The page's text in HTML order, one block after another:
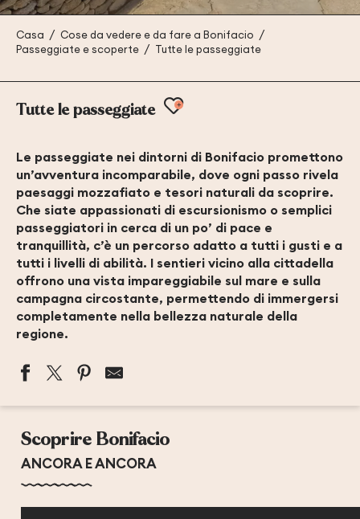
Casa
Cose da vedere e da fare a Bonifacio
Passeggiate e scoperte
Tutte le passeggiate
Tutte le passeggiate Ajouter aux favoris
Le passeggiate nei dintorni di Bonifacio promettono
un’avventura incomparabile, dove ogni passo rivela
paesaggi mozzafiato e tesori naturali da scoprire.
Che siate appassionati di escursionismo o semplici
passeggiatori in cerca di un po’ di pace e
tranquillità, c’è un percorso adatto a tutti i gusti e a
tutti i livelli di abilità. I sentieri vicino alla cittadella
offrono una vista impareggiabile sul mare e sulla
campagna circostante, permettendo di immergersi
completamente nella bellezza naturale della
regione.
Scoprire Bonifacio
ANCORA E ANCORA